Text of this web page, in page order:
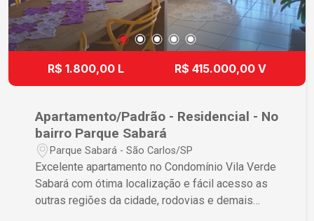
R$ 1.800,00 L R$ 415.000,00 V
Apartamento/Padrão - Residencial - No
bairro Parque Sabará
Parque Sabará - São Carlos/SP
Excelente apartamento no Condomínio Vila Verde
Sabará com ótima localização e fácil acesso as
outras regiões da cidade, rodovias e demais